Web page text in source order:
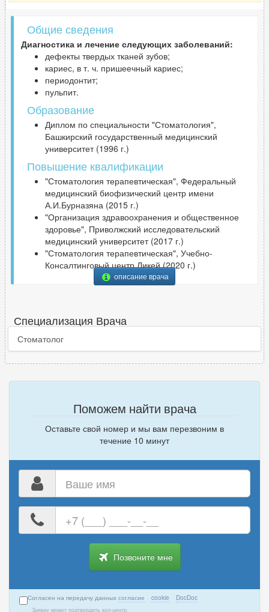
Общие сведения
Диагностика и лечение следующих заболеваний:
дефекты твердых тканей зубов;
кариес, в т. ч. пришеечный кариес;
периодонтит;
пульпит.
Образование
Диплом по специальности "Стоматология",
Башкирский государственный медицинский
университет (1996 г.)
Повышение квалификации
"Стоматология терапевтическая", Федеральный
медицинский биофизический центр имени
А.И.Бурназяна (2015 г.)
"Организация здравоохранения и общественное
здоровье", Приволжский исследовательский
медицинский университет (2017 г.)
"Стоматология терапевтическая", Учебно-
Консалтинговый центр Ликей (2020 г.)
описание врача
Специализация Врача
Стоматолог
Поможем найти врача
Оставьте свой номер и мы вам перезвоним в
течение 10 минут
номер
телефона
Позвоните мне
Согласен на передачу данных согласие · cookie · DocDoc
Заявку может подтвердить кол-центр.